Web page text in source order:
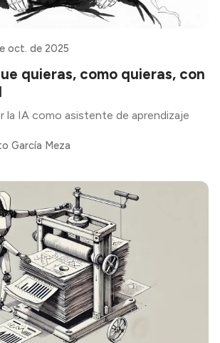
oct. de 2025
quieras, como quieras, con
la IA como asistente de aprendizaje
García Meza